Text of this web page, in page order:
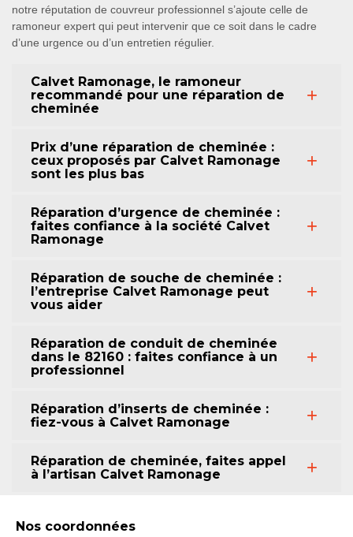
notre réputation de couvreur professionnel s’ajoute celle de
ramoneur expert qui peut intervenir que ce soit dans le cadre
d’une urgence ou d’un entretien régulier.
Calvet Ramonage, le ramoneur
recommandé pour une réparation de
cheminée
Prix d’une réparation de cheminée :
ceux proposés par Calvet Ramonage
sont les plus bas
Réparation d’urgence de cheminée :
faites confiance à la société Calvet
Ramonage
Réparation de souche de cheminée :
l’entreprise Calvet Ramonage peut
vous aider
Réparation de conduit de cheminée
dans le 82160 : faites confiance à un
professionnel
Réparation d’inserts de cheminée :
fiez-vous à Calvet Ramonage
Réparation de cheminée, faites appel
à l’artisan Calvet Ramonage
Nos coordonnées